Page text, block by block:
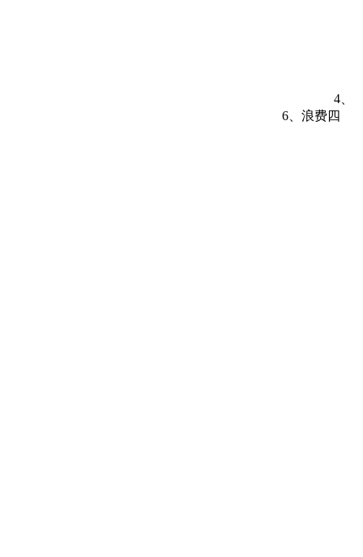
的浪费 6、浪费四